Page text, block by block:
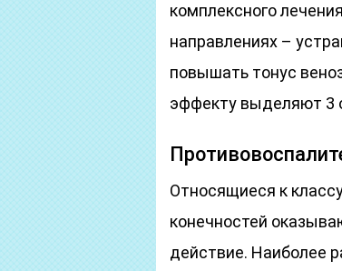
комплексного
направлениях –
повышать тонус
эффекту выделяют 3
Относящиеся к
конечностей
действие. Наиболее